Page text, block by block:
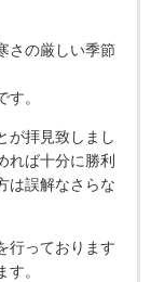
さの厳しい季節
。
が拝見致しまし
れば十分に勝利
は誤解なさらな
行っております
。